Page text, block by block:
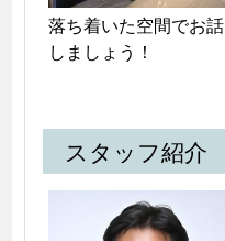
落ち着いた空間でお話
しましょう！
スタッフ紹介